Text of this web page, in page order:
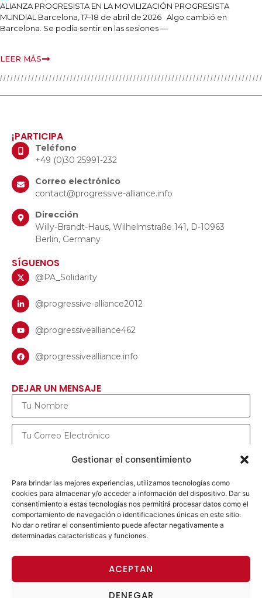
Gestionar el consentimiento
Para brindar las mejores experiencias, utilizamos tecnologías como
cookies para almacenar y/o acceder a información del dispositivo. Dar su
consentimiento a estas tecnologías nos permitirá procesar datos como el
comportamiento de navegación o identificaciones únicas en este sitio.
No dar o retirar el consentimiento puede afectar negativamente a
determinadas características y funciones.
ACEPTAN
DENEGAR
ALIANZA PROGRESISTA EN LA MOVILIZACIÓN PROGRESISTA
MUNDIAL Barcelona, 17–18 de abril de 2026 Algo cambió en
Barcelona. Se podía sentir en las sesiones —
LEER MÁS
¡PARTICIPA
Teléfono
+49 (0)30 25991-232
Correo electrónico
contact@progressive-alliance.info
Dirección
Willy-Brandt-Haus, Wilhelmstraße 141, D-10963
Berlin, Germany
SÍGUENOS
@PA_Solidarity
@progressive-alliance2012
@progressivealliance462
@progressivealliance.info
DEJAR UN MENSAJE
ENVIAR MENSAJE